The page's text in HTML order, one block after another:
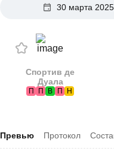
30 марта
Спортив де
Дуала
П П В П Н
Превью Протокол